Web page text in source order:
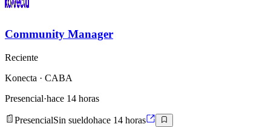
Community Manager
Reciente
Konecta · CABA
Presencial·hace 14 horas
PresencialSin sueldohace 14 horas